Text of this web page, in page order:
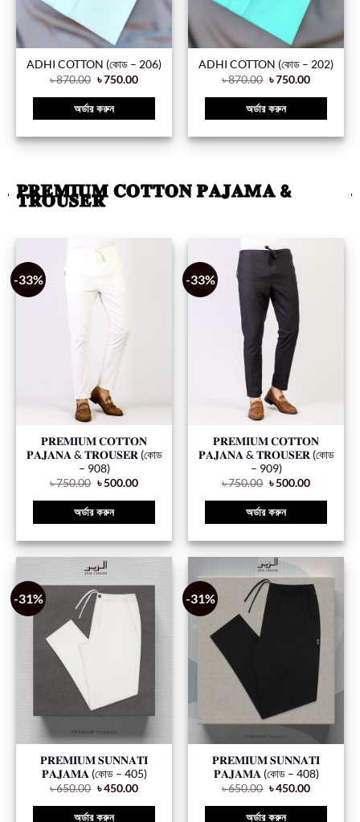
ADHI COTTON (কোড – 206)
৳870.00 ৳750.00
অর্ডার করুন
ADHI COTTON (কোড – 202)
৳870.00 ৳750.00
অর্ডার করুন
𝐏𝐑𝐄𝐌𝐈𝐔𝐌 𝐂𝐎𝐓𝐓𝐎𝐍 𝐏𝐀𝐉𝐀M𝐀 &
𝐓𝐑𝐎𝐔𝐒𝐄𝐑
-33%
𝐏𝐑𝐄𝐌𝐈𝐔𝐌 𝐂𝐎𝐓𝐓𝐎𝐍
𝐏𝐀𝐉𝐀𝐍𝐀 & 𝐓𝐑𝐎𝐔𝐒𝐄𝐑 (কোড
– 908)
৳750.00 ৳500.00
অর্ডার করুন
-33%
𝐏𝐑𝐄𝐌𝐈𝐔𝐌 𝐂𝐎𝐓𝐓𝐎𝐍
𝐏𝐀𝐉𝐀𝐍𝐀 & 𝐓𝐑𝐎𝐔𝐒𝐄𝐑 (কোড
– 909)
৳750.00 ৳500.00
অর্ডার করুন
-31%
𝐏𝐑𝐄𝐌𝐈𝐔𝐌 𝐒𝐔𝐍𝐍𝐀𝐓𝐈
𝐏𝐀𝐉𝐀𝐌𝐀 (কোড – 405)
৳650.00 ৳450.00
অর্ডার করুন
-31%
𝐏𝐑𝐄𝐌𝐈𝐔𝐌 𝐒𝐔𝐍𝐍𝐀𝐓𝐈
𝐏𝐀𝐉𝐀𝐌𝐀 (কোড – 408)
৳650.00 ৳450.00
অর্ডার করুন